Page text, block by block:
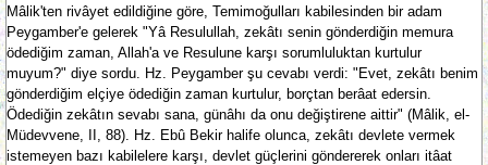
Mâlik'ten rivâyet edildiğine göre, Temimoğulları kabilesinden bir adam
Peygamber'e gelerek "Yâ Resulullah, zekâtı senin gönderdiğin memura
ödediğim zaman, Allah'a ve Resulune karşı sorumluluktan kurtulur
muyum?" diye sordu. Hz. Peygamber şu cevabı verdi: "Evet, zekâtı benim
gönderdiğim elçiye ödediğin zaman kurtulur, borçtan berâat edersin.
Ödediğin zekâtın sevabı sana, günâhı da onu değiştirene aittir" (Mâlik, el-
Müdevvene, II, 88). Hz. Ebû Bekir halife olunca, zekâtı devlete vermek
istemeyen bazı kabilelere karşı, devlet güçlerini göndererek onları itâat